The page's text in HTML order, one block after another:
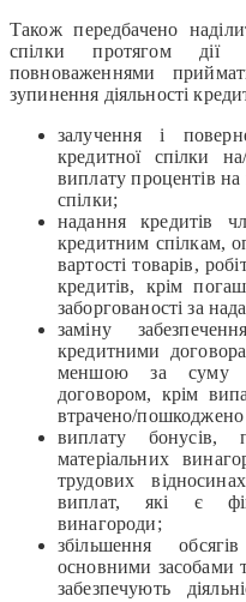
Також передбачено
спілки протягом дії
повноваженнями
зупинення діяльності
залучення і
кредитної спілки
виплату процентів
спілки;
надання кредитів
кредитним спілкам,
вартості товарів,
кредитів, крім
заборгованості за
заміну
кредитними
меншою за суму
договором, крім
втрачено/пошкоджено
виплату бонусів,
матеріальних
трудових
виплат, які є
винагороди;
збільшення
основними засобами
забезпечують